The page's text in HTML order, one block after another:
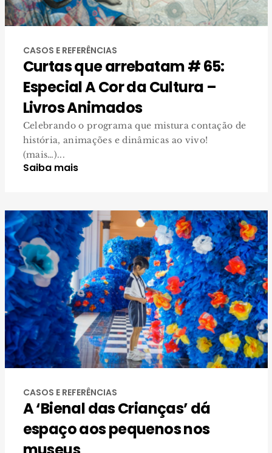
CASOS E REFERÊNCIAS
Curtas que arrebatam # 65:
Especial A Cor da Cultura –
Livros Animados
Celebrando o programa que mistura contação de
história, animações e dinâmicas ao vivo!
(mais…)...
Saiba mais
CASOS E REFERÊNCIAS
A ‘Bienal das Crianças’ dá
espaço aos pequenos nos